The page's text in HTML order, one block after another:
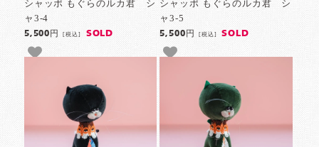
シャッポ もぐらのルカ君 シ
ャ3-4
5,500円[税込] SOLD
シャッポ もぐらのルカ君 シ
ャ3-5
5,500円 [税込] SOLD